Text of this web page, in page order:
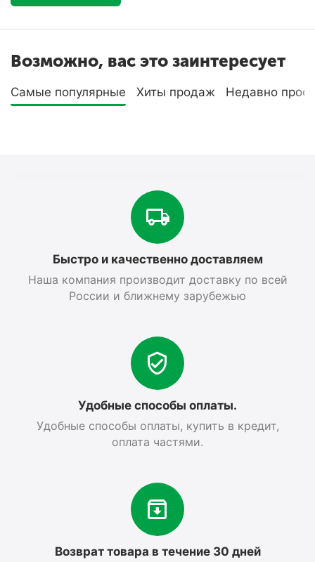
Возможно, вас это заинтересует
Самые популярные Хиты продаж Недавно
Быстро и качественно доставляем
Наша компания производит доставку по всей
России и ближнему зарубежью
Удобные способы оплаты.
Удобные способы оплаты, купить в кредит,
оплата частями.
Возврат товара в течение 30 дней